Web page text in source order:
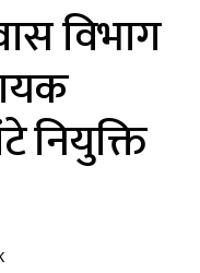
विभाग
नियुक्ति